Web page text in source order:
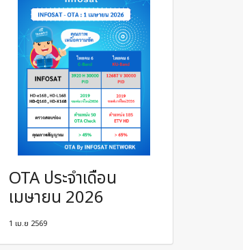
OTA ประจำเดือน
เมษายน 2026
1 เม.ย 2569